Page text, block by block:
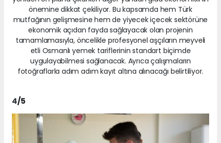
önemine dikkat çekiliyor. Bu kapsamda hem Türk
mutfağının gelişmesine hem de yiyecek içecek sektörüne
ekonomik açıdan fayda sağlayacak olan projenin
tamamlamasıyla, öncelikle profesyonel aşçıların meyveli
etli Osmanlı yemek tariflerinin standart biçimde
uygulayabilmesi sağlanacak. Ayrıca çalışmaların
fotoğraflarla adım adım kayıt altına alınacağı belirtiliyor.
4/5